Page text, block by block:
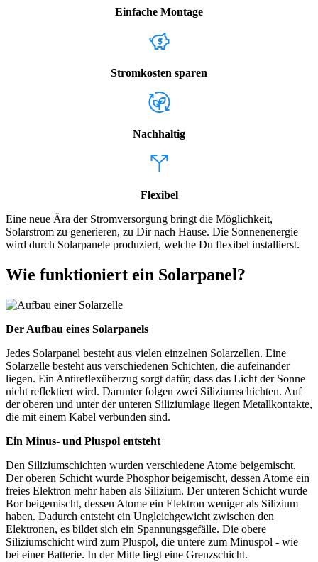
Einfache Montage
Stromkosten sparen
Nachhaltig
Flexibel
Eine neue Ära der Stromversorgung bringt die Möglichkeit,
Solarstrom zu generieren, zu Dir nach Hause. Die Sonnenenergie
wird durch Solarpanele produziert, welche Du flexibel installierst.
Wie funktioniert ein Solarpanel?
Der Aufbau eines Solarpanels
Jedes Solarpanel besteht aus vielen einzelnen Solarzellen. Eine
Solarzelle besteht aus verschiedenen Schichten, die aufeinander
liegen. Ein Antireflexüberzug sorgt dafür, dass das Licht der Sonne
nicht reflektiert wird. Darunter folgen zwei Siliziumschichten. Auf
der oberen und unter der unteren Siliziumlage liegen Metallkontakte,
die mit einem Kabel verbunden sind.
Ein Minus- und Pluspol entsteht
Den Siliziumschichten wurden verschiedene Atome beigemischt.
Der oberen Schicht wurde Phosphor beigemischt, dessen Atome ein
freies Elektron mehr haben als Silizium. Der unteren Schicht wurde
Bor beigemischt, dessen Atome ein Elektron weniger als Silizium
haben. Dadurch entsteht ein Ungleichgewicht zwischen den
Elektronen, es bildet sich ein Spannungsgefälle. Die obere
Siliziumschicht wird zum Pluspol, die untere zum Minuspol - wie
bei einer Batterie. In der Mitte liegt eine Grenzschicht.